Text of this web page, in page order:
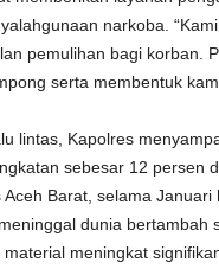
narkoba.
pemulihan bagi korban.
serta membentuk
lintas, Kapolres
sebesar 12 persen
Aceh Barat, selama
dunia bertambah
meningkat